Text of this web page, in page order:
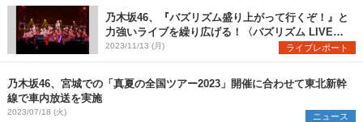
乃木坂46、『バズリズム盛り上がって行くぞ！』と
力強いライブを繰り広げる！〈バズリズム LIVE
2023〉
2023/11/13 (月) ライブレポート
乃木坂46、宮城での「真夏の全国ツアー2023」開催に合わせて東北新幹
線で車内放送を実施
2023/07/18 (火) ニュース